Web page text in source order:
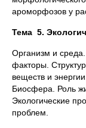
ароморфозов у
Тема 5.
Организм и
факторы.
веществ и
Биосфера. Роль
Экологические
проблем.